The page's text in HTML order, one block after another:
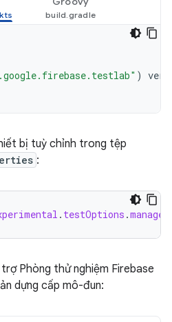
)
bị tuỳ chỉnh trong tệp
:
. testOptions .
Phòng thử nghiệm Firebase
dựng cấp mô-đun: